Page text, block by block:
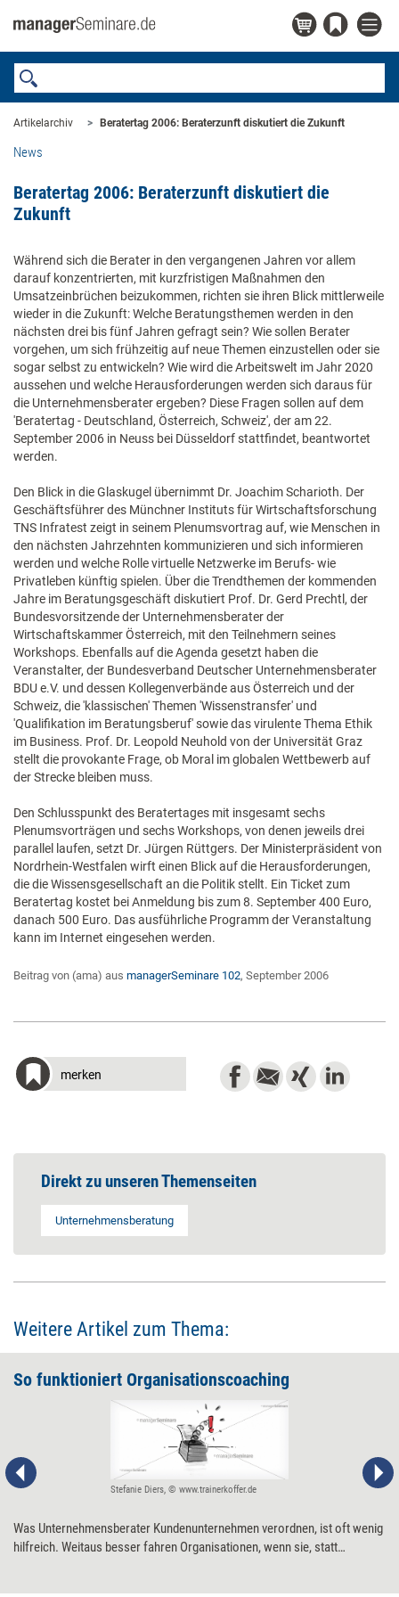
Artikelarchiv Beratertag 2006: Beraterzunft diskutiert die Zukunft
News
Beratertag 2006: Beraterzunft diskutiert die
Zukunft
Während sich die Berater in den vergangenen Jahren vor allem
darauf konzentrierten, mit kurzfristigen Maßnahmen den
Umsatzeinbrüchen beizukommen, richten sie ihren Blick mittlerweile
wieder in die Zukunft: Welche Beratungsthemen werden in den
nächsten drei bis fünf Jahren gefragt sein? Wie sollen Berater
vorgehen, um sich frühzeitig auf neue Themen einzustellen oder sie
sogar selbst zu entwickeln? Wie wird die Arbeitswelt im Jahr 2020
aussehen und welche Herausforderungen werden sich daraus für
die Unternehmensberater ergeben? Diese Fragen sollen auf dem
'Beratertag - Deutschland, Österreich, Schweiz', der am 22.
September 2006 in Neuss bei Düsseldorf stattfindet, beantwortet
werden.
Den Blick in die Glaskugel übernimmt Dr. Joachim Scharioth. Der
Geschäftsführer des Münchner Instituts für Wirtschaftsforschung
TNS Infratest zeigt in seinem Plenumsvortrag auf, wie Menschen in
den nächsten Jahrzehnten kommunizieren und sich informieren
werden und welche Rolle virtuelle Netzwerke im Berufs- wie
Privatleben künftig spielen. Über die Trendthemen der kommenden
Jahre im Beratungsgeschäft diskutiert Prof. Dr. Gerd Prechtl, der
Bundesvorsitzende der Unternehmensberater der
Wirtschaftskammer Österreich, mit den Teilnehmern seines
Workshops. Ebenfalls auf die Agenda gesetzt haben die
Veranstalter, der Bundesverband Deutscher Unternehmensberater
BDU e.V. und dessen Kollegenverbände aus Österreich und der
Schweiz, die 'klassischen' Themen 'Wissenstransfer' und
'Qualifikation im Beratungsberuf' sowie das virulente Thema Ethik
im Business. Prof. Dr. Leopold Neuhold von der Universität Graz
stellt die provokante Frage, ob Moral im globalen Wettbewerb auf
der Strecke bleiben muss.
Den Schlusspunkt des Beratertages mit insgesamt sechs
Plenumsvorträgen und sechs Workshops, von denen jeweils drei
parallel laufen, setzt Dr. Jürgen Rüttgers. Der Ministerpräsident von
Nordrhein-Westfalen wirft einen Blick auf die Herausforderungen,
die die Wissensgesellschaft an die Politik stellt. Ein Ticket zum
Beratertag kostet bei Anmeldung bis zum 8. September 400 Euro,
danach 500 Euro. Das ausführliche Programm der Veranstaltung
kann im Internet eingesehen werden.
Beitrag von (ama) aus managerSeminare 102, September 2006
merken
Direkt zu unseren Themenseiten
Unternehmensberatung
Weitere Artikel zum Thema:
So funktioniert Organisationscoaching
Stefanie Diers, © www.trainerkoffer.de
Was Unternehmensberater Kundenunternehmen verordnen, ist oft wenig
hilfreich. Weitaus besser fahren Organisationen, wenn sie, statt